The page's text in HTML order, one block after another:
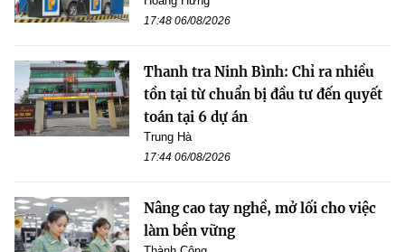
17:48 06/08/2026
Thanh tra Ninh Bình: Chỉ ra nhiều
tồn tại từ chuẩn bị đầu tư đến quyết
toán tại 6 dự án
Trung Hà
17:44 06/08/2026
Nâng cao tay nghề, mở lối cho việc
làm bền vững